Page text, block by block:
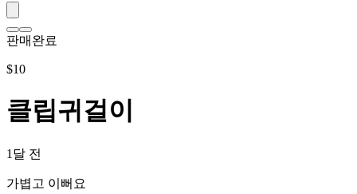
판매완료
$10
클립귀걸이
1달 전
가볍고 이뻐요